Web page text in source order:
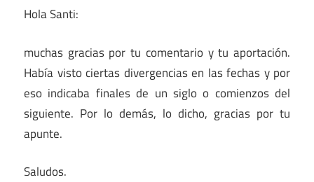
Hola Santi:
muchas gracias por tu comentario y tu aportación.
Había visto ciertas divergencias en las fechas y por
eso indicaba finales de un siglo o comienzos del
siguiente. Por lo demás, lo dicho, gracias por tu
apunte.
Saludos.